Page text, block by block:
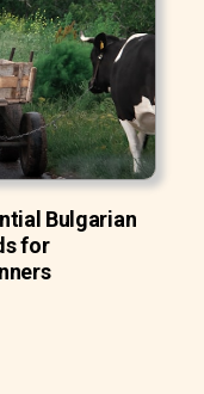
Bulgarian
for